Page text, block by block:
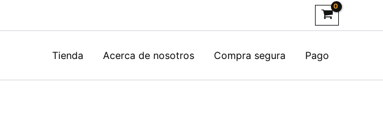
Tienda Acerca de nosotros Compra segura Pago